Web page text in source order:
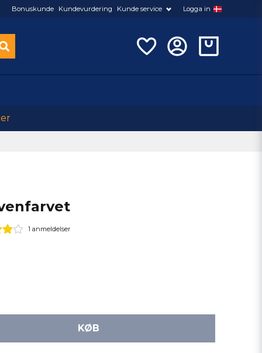
Bonuskunde Kundevurdering Kunde service Logga in
1 anmeldelser
KØB